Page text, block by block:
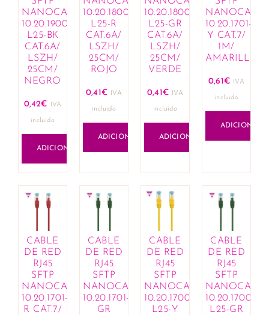
Cremes corantes e hennas
Máscaras e condicionadores
Óleos, loções e exfoliantes
Produtos de fixação para penteados
Queda de cabelo e revitalizantes
Sprays e sérums
Tratamentos capilares
Óleos essenciais e compostos
Construção
Ferramentas
Cosmética
Lábios
Bálsamos labiais
Batons e gloss
Lápis de lábios
Lotes de fragrâncias e cosméticos
Olhos
NANOCABLE
10.20.1900-
L25-BK
CAT.6A/
LSZH/
25CM/
NEGRO
0,42€ IVA
incluido
ADICIONAR
10.20.1800-
L25-R
CAT.6A/
LSZH/
25CM/
ROJO
0,41 € IVA
incluido
ADICIONAR
10.20.1800-
L25-GR
CAT.6A/
LSZH/
25CM/
VERDE
0,41 € IVA
incluido
ADICIONAR
NANOCABLE
10.20.1701-
Y CAT.7/
1M/
AMARILLO
0,61 € IVA
incluido
ADICIONAR
CABLE
DE RED
RJ45
SFTP
NANOCABLE
10.20.1701-
R CAT.7/
CABLE
DE RED
RJ45
SFTP
NANOCABLE
10.20.1701-
GR
CABLE
DE RED
RJ45
SFTP
NANOCABLE
10.20.1700-
L25-Y
CABLE
DE RED
RJ45
SFTP
NANOCABLE
10.20.1700-
L25-GR